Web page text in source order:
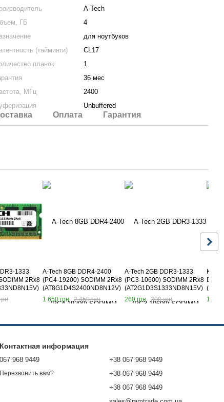
A-Tech
ГБ
4
для ноутбуков
(тайминги)
CL17
планок
1
36 мес
МГц
2400
Unbuffered
Оплата Гарантия
1333
2Rx8
A-Tech 8GB DDR4-2400
(PC4-19200) SODIMM 2Rx8
(AT8G1D4S2400ND8N12V)
1 650 грн
2 450 грн
A-Tech 2GB DDR3-1333
(PC3-10600) SODIMM 2Rх8
(AT2G1D3S1333ND8N15V)
260 грн
300 грн
1 250
Контактная информация
067 968 9449
Перезвонить вам?
+38 067 968 9449
+38 067 968 9449
+38 067 968 9449